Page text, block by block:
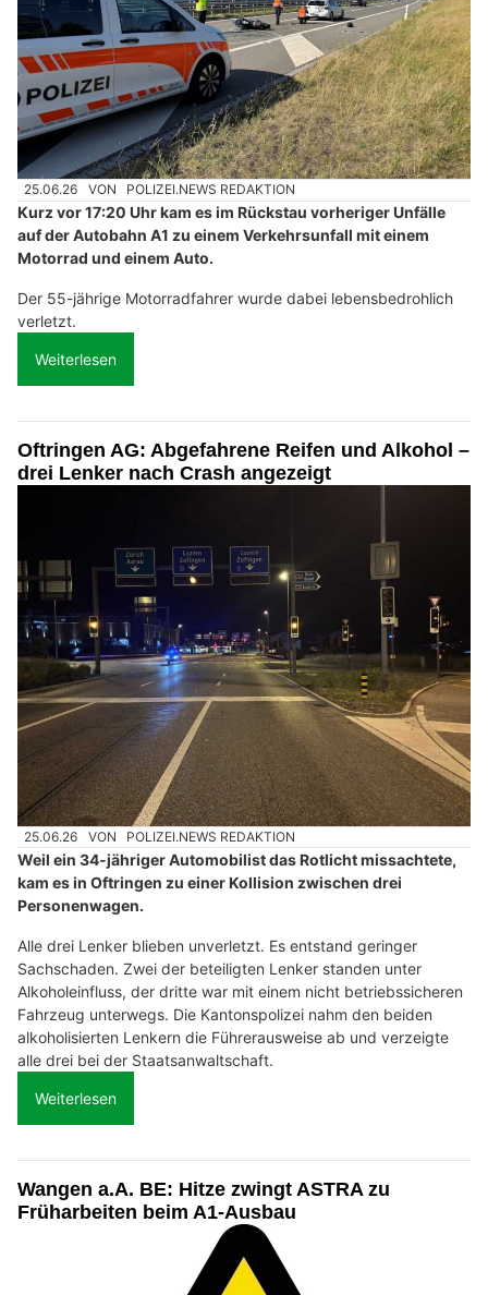
25.06.26 VON POLIZEI.NEWS REDAKTION
Kurz vor 17:20 Uhr kam es im Rückstau vorheriger Unfälle
auf der Autobahn A1 zu einem Verkehrsunfall mit einem
Motorrad und einem Auto.
Der 55-jährige Motorradfahrer wurde dabei lebensbedrohlich
verletzt.
Weiterlesen
Oftringen AG: Abgefahrene Reifen und Alkohol –
drei Lenker nach Crash angezeigt
25.06.26 VON POLIZEI.NEWS REDAKTION
Weil ein 34-jähriger Automobilist das Rotlicht missachtete,
kam es in Oftringen zu einer Kollision zwischen drei
Personenwagen.
Alle drei Lenker blieben unverletzt. Es entstand geringer
Sachschaden. Zwei der beteiligten Lenker standen unter
Alkoholeinfluss, der dritte war mit einem nicht betriebssicheren
Fahrzeug unterwegs. Die Kantonspolizei nahm den beiden
alkoholisierten Lenkern die Führerausweise ab und verzeigte
alle drei bei der Staatsanwaltschaft.
Weiterlesen
Wangen a.A. BE: Hitze zwingt ASTRA zu
Früharbeiten beim A1-Ausbau